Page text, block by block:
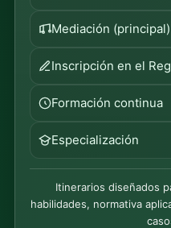
Mediación (principal)
Inscripción en el
Formación continua
Especialización
Itinerarios diseñados
habilidades, normativa